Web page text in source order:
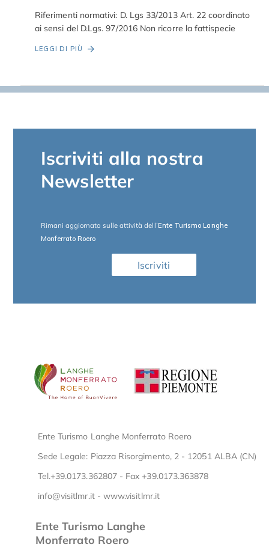
Riferimenti normativi: D. Lgs 33/2013 Art. 22 coordinato
ai sensi del D.Lgs. 97/2016 Non ricorre la fattispecie
LEGGI DI PIÙ
Iscriviti alla nostra
Newsletter
Rimani aggiornato sulle attività dell‘Ente Turismo Langhe
Monferrato Roero
Iscriviti
Ente Turismo Langhe Monferrato Roero
Sede Legale: Piazza Risorgimento, 2 - 12051 ALBA (CN)
Tel.+39.0173.362807 - Fax +39.0173.363878
info@visitlmr.it- www.visitlmr.it
Ente Turismo Langhe
Monferrato Roero